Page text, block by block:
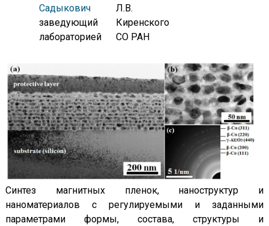
Садыкович
заведующий
лабораторией
Л.В.
Киренского
СО РАН
Синтез магнитных пленок, наноструктур и
наноматериалов с регулируемыми и заданными
параметрами формы, состава, структуры и